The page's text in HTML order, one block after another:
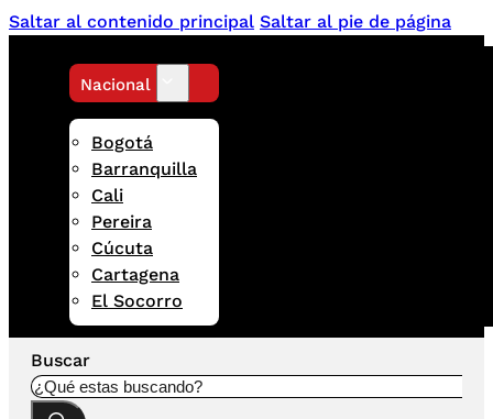
Saltar al contenido principal Saltar al pie de página
Nacional
Bogotá
Barranquilla
Cali
Pereira
Cúcuta
Cartagena
El Socorro
Buscar